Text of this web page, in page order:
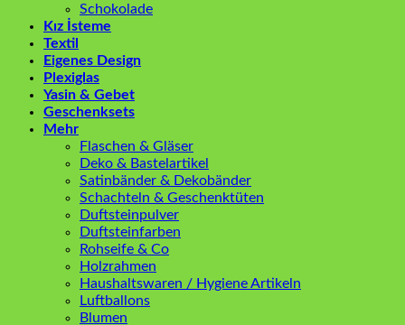
Schokolade
Kız İsteme
Textil
Eigenes Design
Plexiglas
Yasin & Gebet
Geschenksets
Mehr
Flaschen & Gläser
Deko & Bastelartikel
Satinbänder & Dekobänder
Schachteln & Geschenktüten
Duftsteinpulver
Duftsteinfarben
Rohseife & Co
Holzrahmen
Haushaltswaren / Hygiene Artikeln
Luftballons
Blumen